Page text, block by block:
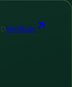
Verificar